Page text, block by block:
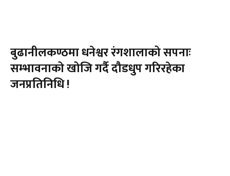
बुढानीलकण्ठमा धनेश्वर रंगशालाको सपनाः
सम्भावनाको खोजि गर्दै दौडधुप गरिरहेका
जनप्रतिनिधि !